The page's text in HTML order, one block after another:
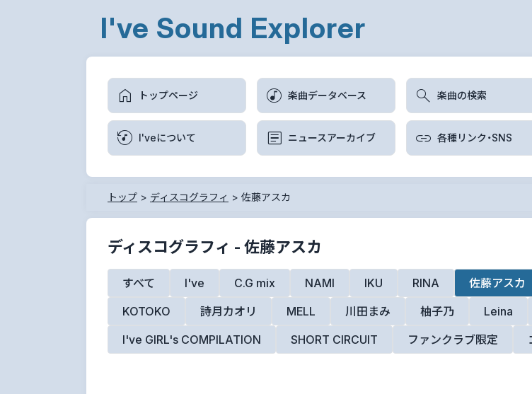
I've Sound Explorer
トップページ 楽曲データベース 楽曲の検索
I'veについて ニュースアーカイブ 各種リンク・SNS
トップ > ディスコグラフィ > 佐藤アスカ
ディスコグラフィ - 佐藤アスカ
すべて I've C.G mix NAMI IKU RINA 佐藤アスカ
KOTOKO
詩月カオリ MELL 川田まみ 柚子乃 Leina
I've GIRL's COMPILATION
SHORT CIRCUIT ファンクラブ限定